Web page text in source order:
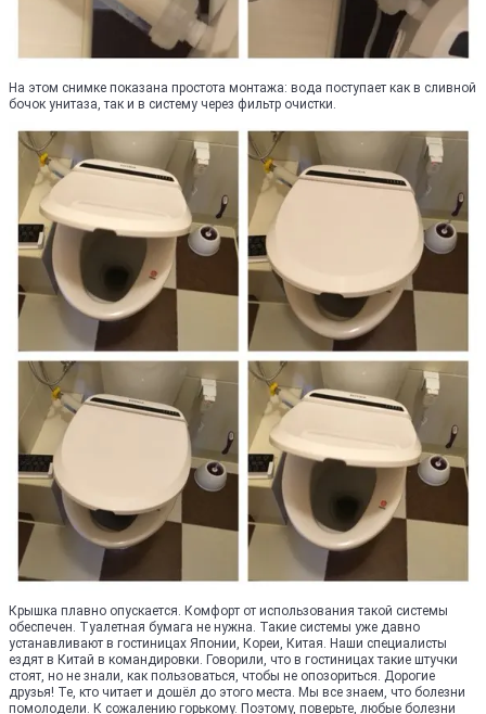
На этом снимке показана простота монтажа: вода поступает как в сливной
бочок унитаза, так и в систему через фильтр очистки.
Крышка плавно опускается. Комфорт от использования такой системы
обеспечен. Туалетная бумага не нужна. Такие системы уже давно
устанавливают в гостиницах Японии, Кореи, Китая. Наши специалисты
ездят в Китай в командировки. Говорили, что в гостиницах такие штучки
стоят, но не знали, как пользоваться, чтобы не опозориться. Дорогие
друзья! Те, кто читает и дошёл до этого места. Мы все знаем, что болезни
помолодели. К сожалению горькому. Поэтому, поверьте, любые болезни